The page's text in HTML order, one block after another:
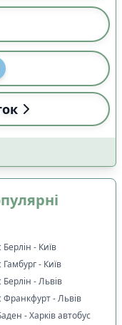
Берлін - Київ
Гамбург - Київ
Берлін - Львів
Франкфурт - Львів
- Харків автобус